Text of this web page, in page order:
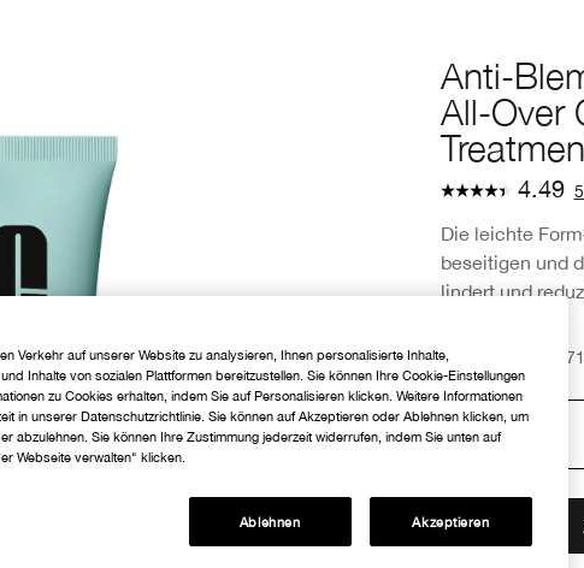
Anti-
All-Over
4.49
Die leichte
beseitigen und
lindert und
€35.50 €0.71
50 ml
€35.50
Verkehr auf unserer Website zu analysieren, Ihnen personalisierte Inhalte,
Inhalte von sozialen Plattformen bereitzustellen. Sie können Ihre Cookie-Einstellungen
zu Cookies erhalten, indem Sie auf Personalisieren klicken. Weitere Informationen
in unserer Datenschutzrichtlinie. Sie können auf Akzeptieren oder Ablehnen klicken, um
abzulehnen. Sie können Ihre Zustimmung jederzeit widerrufen, indem Sie unten auf
Webseite verwalten" klicken.
Ablehnen Akzeptieren